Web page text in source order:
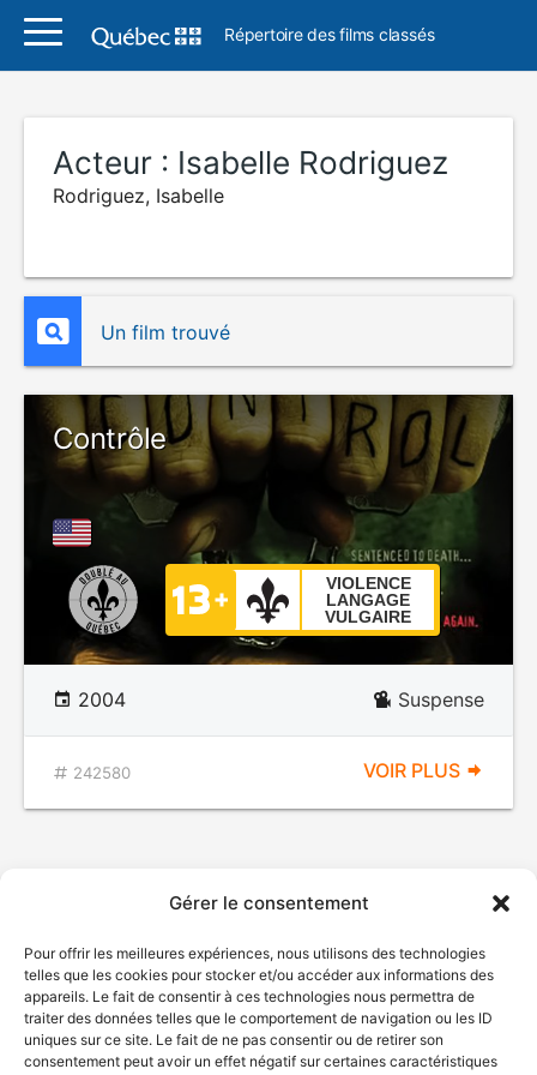
Gérer le consentement
Pour offrir les meilleures expériences, nous utilisons des technologies
telles que les cookies pour stocker et/ou accéder aux informations des
appareils. Le fait de consentir à ces technologies nous permettra de
traiter des données telles que le comportement de navigation ou les ID
uniques sur ce site. Le fait de ne pas consentir ou de retirer son
consentement peut avoir un effet négatif sur certaines caractéristiques
Répertoire des films classés
Acteur : Isabelle Rodriguez
Rodriguez, Isabelle
Un film trouvé
Contrôle
VIOLENCE
LANGAGE
VULGAIRE
2004 Suspense
242580 VOIR PLUS